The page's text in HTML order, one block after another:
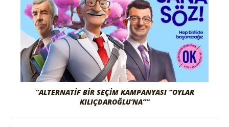
“ALTERNATIF BIR SEÇIM KAMPANYASI “OYLAR
KILIÇDAROĞLU’NA””